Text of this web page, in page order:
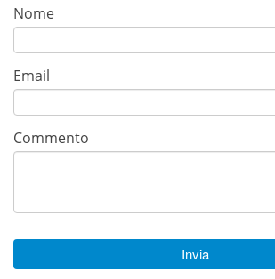
Nome
Email
Commento
Invia